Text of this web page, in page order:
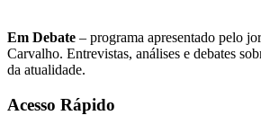
Em Debate – programa apresentado pelo
Carvalho. Entrevistas, análises e debates
da atualidade.
Acesso Rápido